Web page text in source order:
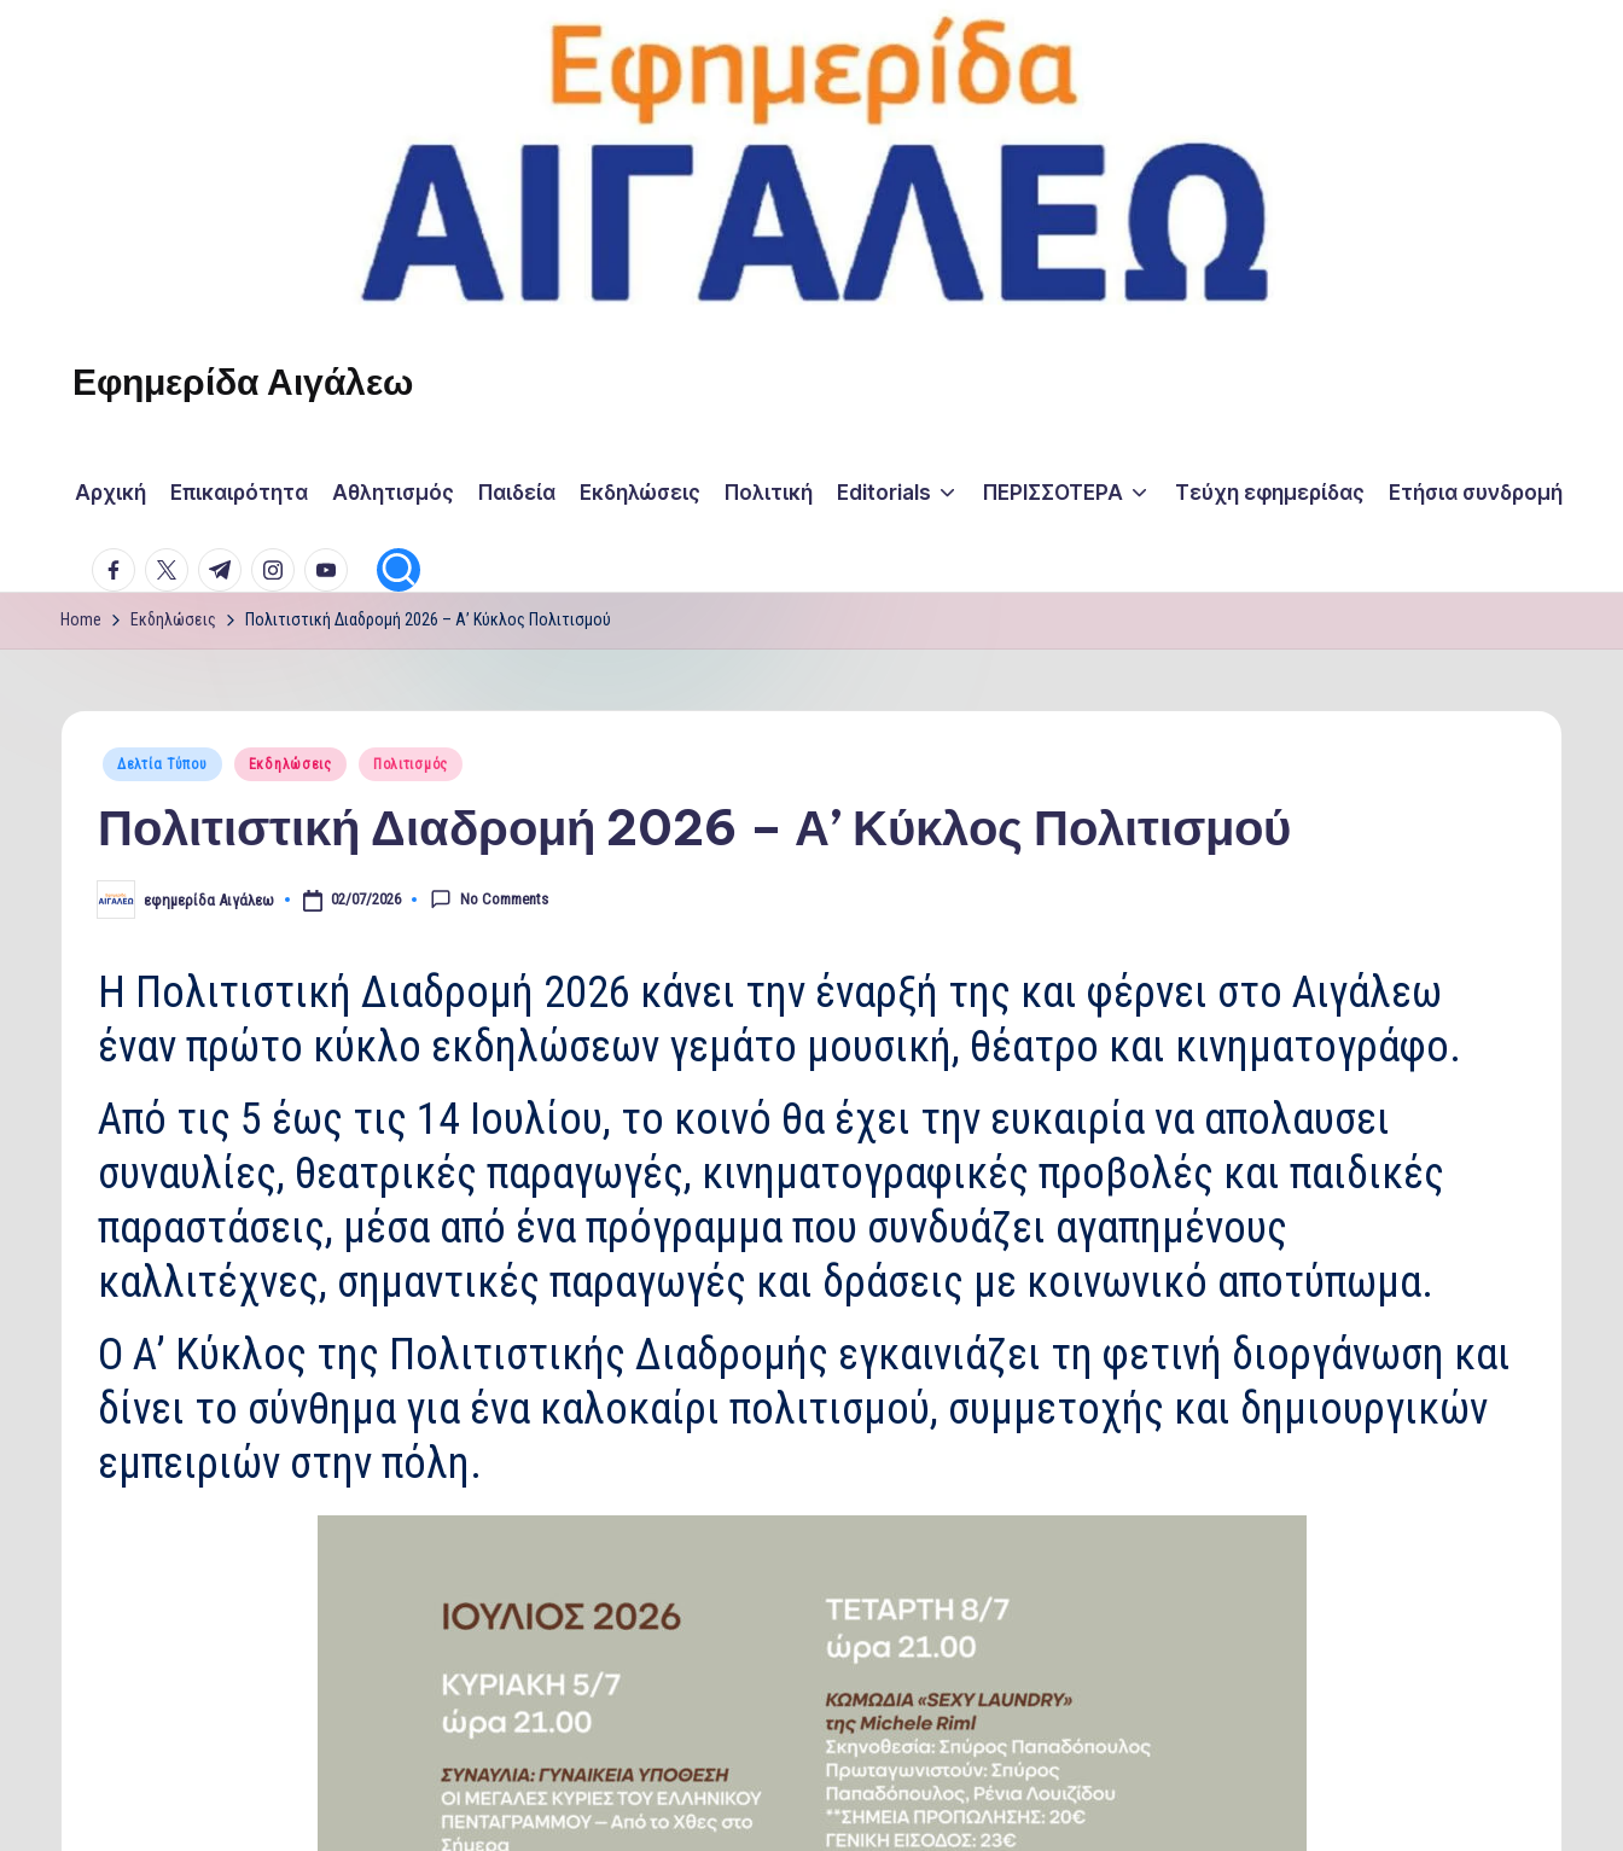
Εφημερίδα Αιγάλεω
Αρχική Επικαιρότητα Αθλητισμός Παιδεία Εκδηλώσεις Πολιτική Editorials ΠΕΡΙΣΣΟΤΕΡΑ Τεύχη εφημερίδας Ετήσια συνδρομή
facebook.com
twitter.com
t.me instagram.com
youtube.com
Home Εκδηλώσεις Πολιτιστική Διαδρομή 2026 – Α’ Κύκλος Πολιτισμού
Posted
in Δελτία Τύπου Εκδηλώσεις Πολιτισμός
Πολιτιστική Διαδρομή 2026 – Α’ Κύκλος Πολιτισμού
Posted
by
εφημερίδα Αιγάλεω 02/07/2026 No Comments
Η Πολιτιστική Διαδρομή 2026 κάνει την έναρξή της και φέρνει στο Αιγάλεω
έναν πρώτο κύκλο εκδηλώσεων γεμάτο μουσική, θέατρο και κινηματογράφο.
Από τις 5 έως τις 14 Ιουλίου, το κοινό θα έχει την ευκαιρία να απολαυσει
συναυλίες, θεατρικές παραγωγές, κινηματογραφικές προβολές και παιδικές
παραστάσεις, μέσα από ένα πρόγραμμα που συνδυάζει αγαπημένους
καλλιτέχνες, σημαντικές παραγωγές και δράσεις με κοινωνικό αποτύπωμα.
Ο Α’ Κύκλος της Πολιτιστικής Διαδρομής εγκαινιάζει τη φετινή διοργάνωση και
δίνει το σύνθημα για ένα καλοκαίρι πολιτισμού, συμμετοχής και δημιουργικών
εμπειριών στην πόλη.